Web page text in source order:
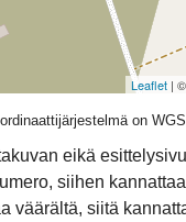
Leaflet |
on
eikä
siihen
väärältä, siitä